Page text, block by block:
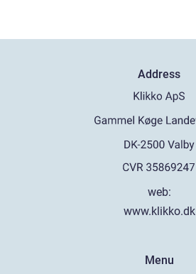
Address
web:
www.klikko.dk
Menu